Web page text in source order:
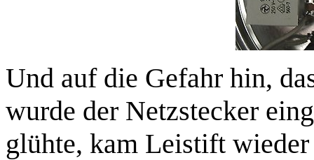
Und auf die Gefahr hin,
wurde der Netzstecker
glühte, kam Leistift